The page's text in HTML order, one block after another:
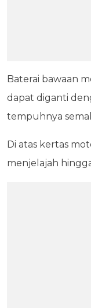
Baterai bawaan
dapat diganti
tempuhnya
Di atas kertas
menjelajah